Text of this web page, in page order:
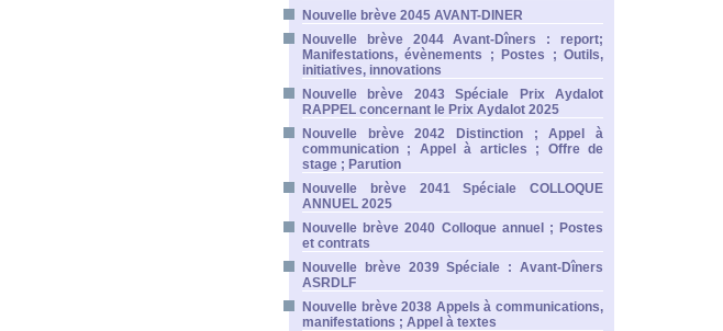
Nouvelle brève 2045 AVANT-DINER
Nouvelle brève 2044 Avant-Dîners : report;
Manifestations, évènements ; Postes ; Outils,
initiatives, innovations
Nouvelle brève 2043 Spéciale Prix Aydalot
RAPPEL concernant le Prix Aydalot 2025
Nouvelle brève 2042 Distinction ; Appel à
communication ; Appel à articles ; Offre de
stage ; Parution
Nouvelle brève 2041 Spéciale COLLOQUE
ANNUEL 2025
Nouvelle brève 2040 Colloque annuel ; Postes
et contrats
Nouvelle brève 2039 Spéciale : Avant-Dîners
ASRDLF
Nouvelle brève 2038 Appels à communications,
manifestations ; Appel à textes